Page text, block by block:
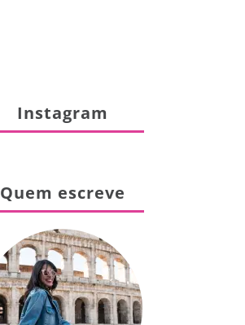
Instagram
Quem escreve